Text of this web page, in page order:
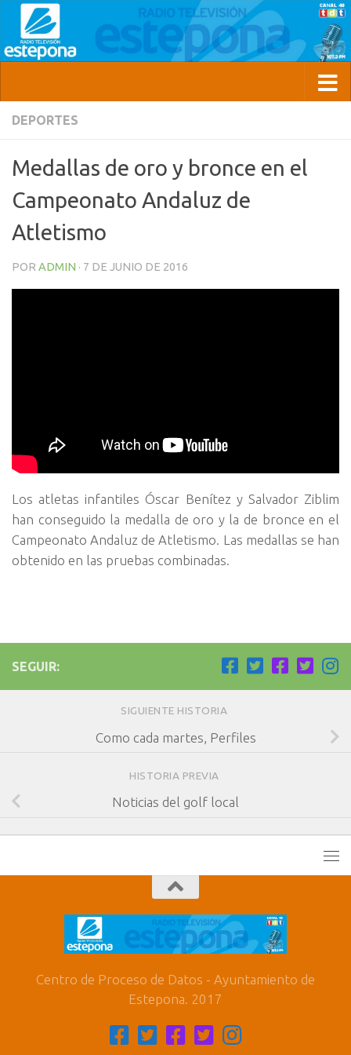
DEPORTES
Medallas de oro y bronce en el
Campeonato Andaluz de
Atletismo
POR ADMIN · 7 DE JUNIO DE 2016
Los atletas infantiles Óscar Benítez y Salvador Ziblim
han conseguido la medalla de oro y la de bronce en el
Campeonato Andaluz de Atletismo. Las medallas se han
obtenido en las pruebas combinadas.
SEGUIR:
SIGUIENTE HISTORIA
Como cada martes, Perfiles
HISTORIA PREVIA
Noticias del golf local
Centro de Proceso de Datos - Ayuntamiento de
Estepona. 2017